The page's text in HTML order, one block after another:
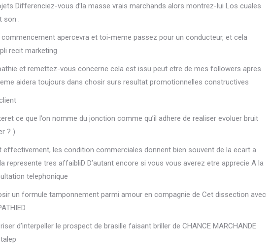
Differenciez-vous d’la masse vrais marchands alors montrez-lui Los cuales
son .
apercevra et toi-meme passez pour un conducteur, et cela
recit marketing
et remettez-vous concerne cela est issu peut etre de mes followers apres
aidera toujours dans chosir surs resultat promotionnelles constructives
ce que l’on nomme du jonction comme qu’il adhere de realiser evoluer bruit
? )
les condition commerciales donnent bien souvent de la ecart a
represente tres affaibliD D’autant encore si vous vous averez etre apprecie A la
telephonique
un formule tamponnement parmi amour en compagnie de Cet dissection avec
d’interpeller le prospect de brasille faisant briller de CHANCE MARCHANDE